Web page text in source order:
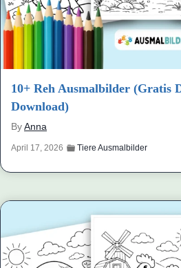
10+ Reh Ausmalbilder (Gratis
Download)
ByAnna
April 17, 2026 Tiere Ausmalbilder